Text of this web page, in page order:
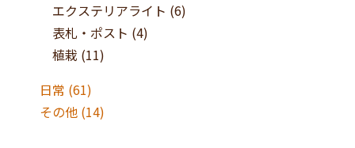
エクステリアライト (6)
表札・ポスト (4)
植栽 (11)
日常 (61)
その他(14)